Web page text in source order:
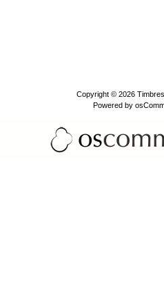
Copyright © 2026
Powered by